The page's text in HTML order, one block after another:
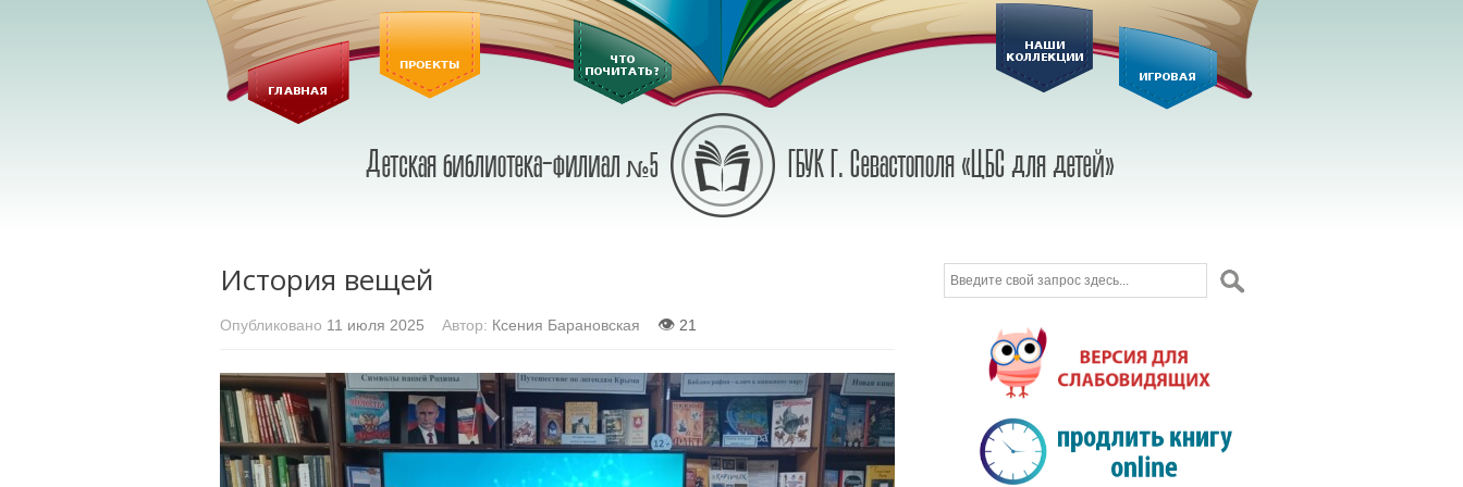
История вещей
Опубликовано 11 июля 2025 Автор: Ксения Барановская 👁 21